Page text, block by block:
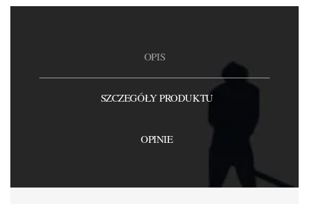
OPIS
SZCZEGÓŁY PRODUKTU
OPINIE